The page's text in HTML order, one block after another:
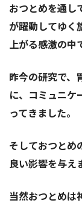
おつとめを通し
が躍動してゆく
上がる感激の中
昨今の研究で、
に、コミュニケ
ってきました。
そしておつとめ
良い影響を与え
当然おつとめは